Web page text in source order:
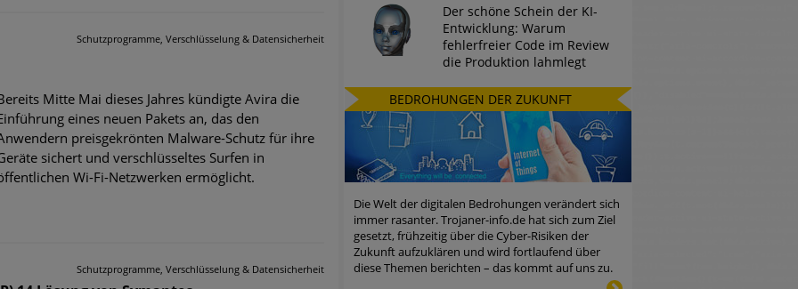
Schutzprogramme, Verschlüsselung & Datensicherheit
Mitte Mai dieses Jahres kündigte Avira die
eines neuen Pakets an, das den
preisgekrönten Malware-Schutz für ihre
sichert und verschlüsseltes Surfen in
Wi-Fi-Netzwerken ermöglicht.
Schutzprogramme, Verschlüsselung & Datensicherheit
Der schöne Schein der KI-
Entwicklung: Warum
fehlerfreier Code im Review
die Produktion lahmlegt
BEDROHUNGEN DER ZUKUNFT
Die Welt der digitalen Bedrohungen verändert sich
immer rasanter. Trojaner-info.de hat sich zum Ziel
gesetzt, frühzeitig über die Cyber-Risiken der
Zukunft aufzuklären und wird fortlaufend über
diese Themen berichten – das kommt auf uns zu.